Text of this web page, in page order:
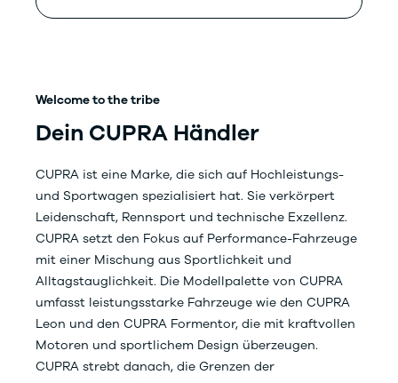
Welcome to the tribe
Dein CUPRA Händler
CUPRA ist eine Marke, die sich auf Hochleistungs-
und Sportwagen spezialisiert hat. Sie verkörpert
Leidenschaft, Rennsport und technische Exzellenz.
CUPRA setzt den Fokus auf Performance-Fahrzeuge
mit einer Mischung aus Sportlichkeit und
Alltagstauglichkeit. Die Modellpalette von CUPRA
umfasst leistungsstarke Fahrzeuge wie den CUPRA
Leon und den CUPRA Formentor, die mit kraftvollen
Motoren und sportlichem Design überzeugen.
CUPRA strebt danach, die Grenzen der